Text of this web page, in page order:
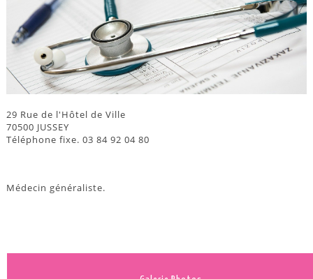
29 Rue de l'Hôtel de Ville
70500 JUSSEY
Téléphone fixe. 03 84 92 04 80
Médecin généraliste.